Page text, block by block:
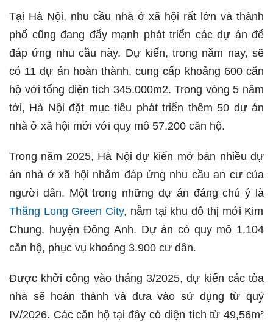
Tại Hà Nội, nhu cầu nhà ở xã hội rất lớn và thành
phố cũng đang đẩy mạnh phát triển các dự án để
đáp ứng nhu cầu này. Dự kiến, trong năm nay, sẽ
có 11 dự án hoàn thành, cung cấp khoảng 600 căn
hộ với tổng diện tích 345.000m2. Trong vòng 5 năm
tới, Hà Nội đặt mục tiêu phát triển thêm 50 dự án
nhà ở xã hội mới với quy mô 57.200 căn hộ.
Trong năm 2025, Hà Nội dự kiến mở bán nhiều dự
án nhà ở xã hội nhằm đáp ứng nhu cầu an cư của
người dân. Một trong những dự án đáng chú ý là
Thăng Long Green City, nằm tại khu đô thị mới Kim
Chung, huyện Đông Anh. Dự án có quy mô 1.104
căn hộ, phục vụ khoảng 3.900 cư dân.
Được khởi công vào tháng 3/2025, dự kiến các tòa
nhà sẽ hoàn thành và đưa vào sử dụng từ quý
IV/2026. Các căn hộ tại đây có diện tích từ 49,56m²